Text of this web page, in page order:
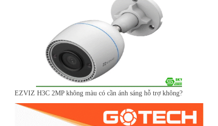
EZVIZ H3C 2MP không màu có cần ánh sáng hỗ trợ không?